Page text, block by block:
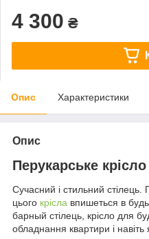
4 300 ₴
Опис Характеристики
Опис
Перукарське
Сучасний і стильний
цього крісла впишеться в
барный стілець, крісло для
обладнання квартири і навіть